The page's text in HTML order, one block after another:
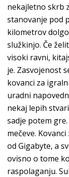
nekajletno skrb
stanovanje pod
kilometrov
služkinjo. Če
visoki ravni,
je. Zasvojenost
kovanci za
uradni
nekaj lepih
sadje potem
mečeve.
od Gigabyte, a
ovisno o tome
raspolaganju.